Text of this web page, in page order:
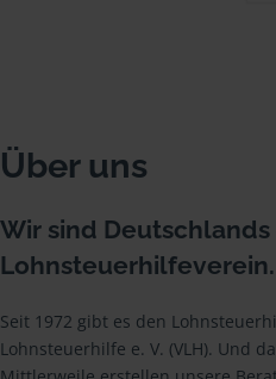
Über uns
Wir sind
Lohnsteuerhilfeverein.
Seit 1972 gibt es den
Lohnsteuerhilfe e. V. (VLH). Und